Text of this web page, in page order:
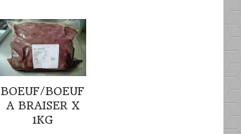
BOEUF/BOEUF
A BRAISER X
1KG